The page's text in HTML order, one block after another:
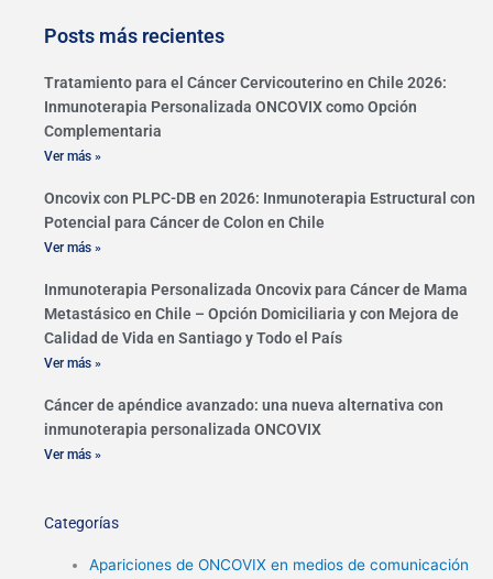
Posts más recientes
Tratamiento para el Cáncer Cervicouterino en Chile 2026:
Inmunoterapia Personalizada ONCOVIX como Opción
Complementaria
Ver más »
Oncovix con PLPC-DB en 2026: Inmunoterapia Estructural con
Potencial para Cáncer de Colon en Chile
Ver más »
Inmunoterapia Personalizada Oncovix para Cáncer de Mama
Metastásico en Chile – Opción Domiciliaria y con Mejora de
Calidad de Vida en Santiago y Todo el País
Ver más »
Cáncer de apéndice avanzado: una nueva alternativa con
inmunoterapia personalizada ONCOVIX
Ver más »
Categorías
Apariciones de ONCOVIX en medios de comunicación